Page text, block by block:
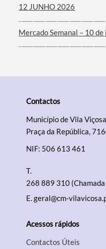
12 JUNHO 2026
Mercado Semanal – 10
Contactos
Município de Vila Viçosa
Praça da República,
NIF: 506 613 461
T.
268 889 310
E.geral@cm-
Acessos rápidos
Contactos Úteis